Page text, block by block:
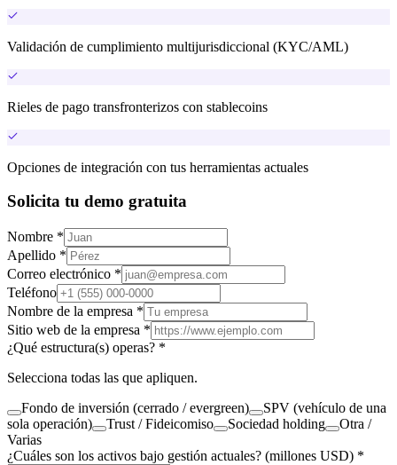
Validación de cumplimiento multijurisdiccional (KYC/AML)
Rieles de pago transfronterizos con stablecoins
Opciones de integración con tus herramientas actuales
Solicita tu demo gratuita
Nombre *
Apellido *
Correo electrónico *
Teléfono
Nombre de la empresa *
Sitio web de la empresa *
¿Qué estructura(s) operas? *
Selecciona todas las que apliquen.
Fondo de inversión (cerrado / evergreen)
SPV (vehículo de una
sola operación)
Trust / Fideicomiso Sociedad holding
Otra /
Varias
¿Cuáles son los activos bajo gestión actuales? (millones USD) *